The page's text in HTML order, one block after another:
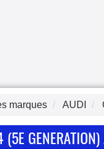
marques AUDI
GENERATION)